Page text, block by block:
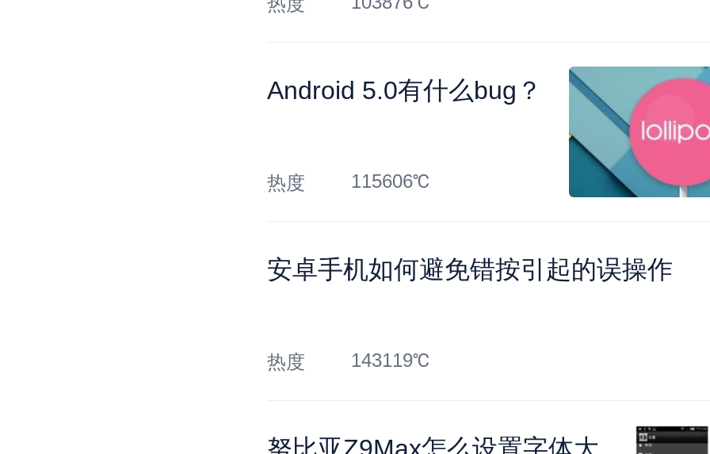
Android 5.0有什么bug？
热度 115606℃
安卓手机如何避免错按引起的误操作
热度 143119℃
努比亚Z9Max怎么设置字体大